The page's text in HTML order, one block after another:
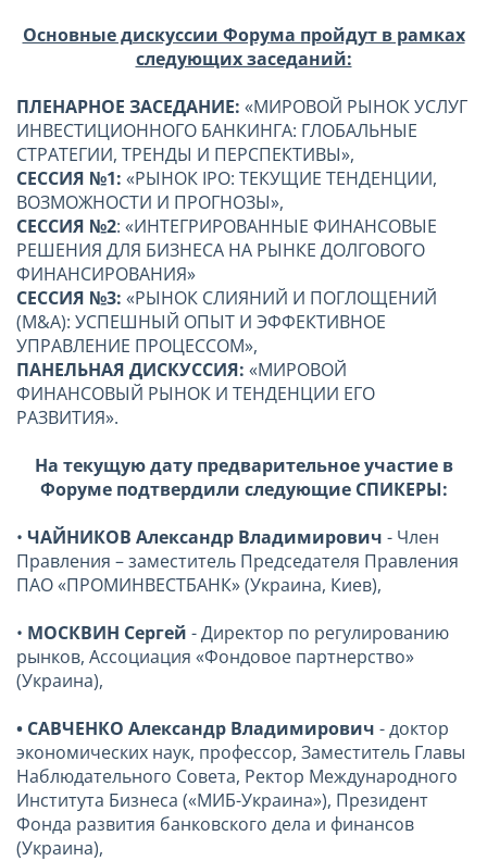
Основные дискуссии Форума пройдут в рамках
следующих заседаний:
ПЛЕНАРНОЕ ЗАСЕДАНИЕ: «МИРОВОЙ РЫНОК УСЛУГ
ИНВЕСТИЦИОННОГО БАНКИНГА: ГЛОБАЛЬНЫЕ
СТРАТЕГИИ, ТРЕНДЫ И ПЕРСПЕКТИВЫ»,
СЕССИЯ №1: «РЫНОК IPO: ТЕКУЩИЕ ТЕНДЕНЦИИ,
ВОЗМОЖНОСТИ И ПРОГНОЗЫ»,
СЕССИЯ №2: «ИНТЕГРИРОВАННЫЕ ФИНАНСОВЫЕ
РЕШЕНИЯ ДЛЯ БИЗНЕСА НА РЫНКЕ ДОЛГОВОГО
ФИНАНСИРОВАНИЯ»
СЕССИЯ №3: «РЫНОК СЛИЯНИЙ И ПОГЛОЩЕНИЙ
(M&A): УСПЕШНЫЙ ОПЫТ И ЭФФЕКТИВНОЕ
УПРАВЛЕНИЕ ПРОЦЕССОМ»,
ПАНЕЛЬНАЯ ДИСКУССИЯ: «МИРОВОЙ
ФИНАНСОВЫЙ РЫНОК И ТЕНДЕНЦИИ ЕГО
РАЗВИТИЯ».
На текущую дату предварительное участие в
Форуме подтвердили следующие СПИКЕРЫ:
• ЧАЙНИКОВ Александр Владимирович - Член
Правления – заместитель Председателя Правления
ПАО «ПРОМИНВЕСТБАНК» (Украина, Киев),
• МОСКВИН Сергей - Директор по регулированию
рынков, Ассоциация «Фондовое партнерство»
(Украина),
• САВЧЕНКО Александр Владимирович - доктор
экономических наук, профессор, Заместитель Главы
Наблюдательного Совета, Ректор Международного
Института Бизнеса («МИБ-Украина»), Президент
Фонда развития банковского дела и финансов
(Украина),